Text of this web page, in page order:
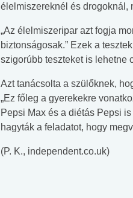
élelmiszereknél és drogoknál,
„Az élelmiszeripar azt fogja
biztonságosak.” Ezek a
szigorúbb teszteket is lehetne
Azt tanácsolta a szülőknek,
„Ez főleg a gyerekekre
Pepsi Max és a diétás Pepsi
hagyták a feladatot, hogy
(P. K., independent.co.uk)